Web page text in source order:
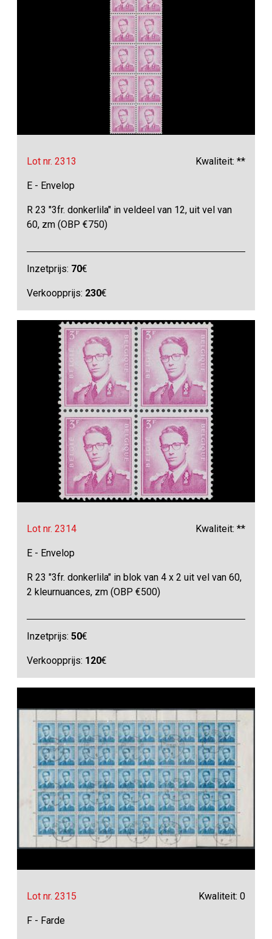
Lot nr. 2313 Kwaliteit: **
E - Envelop
R 23 "3fr. donkerlila" in veldeel van 12, uit vel van
60, zm (OBP €750)
Inzetprijs: 70€
Verkoopprijs: 230€
Lot nr. 2314 Kwaliteit: **
E - Envelop
R 23 "3fr. donkerlila" in blok van 4 x 2 uit vel van 60,
2 kleurnuances, zm (OBP €500)
Inzetprijs:50€
Verkoopprijs: 120€
Lot nr. 2315 Kwaliteit: 0
F - Farde